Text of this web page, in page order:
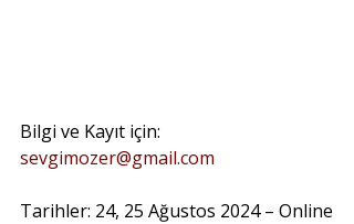
Bilgi ve Kayıt için:
sevgimozer@gmail.com
Tarihler: 24, 25 Ağustos 2024 – Online